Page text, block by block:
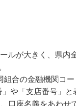
ルが大きく、県内
合の金融機関コ
や「支店番号」と
口座名義をあわせ